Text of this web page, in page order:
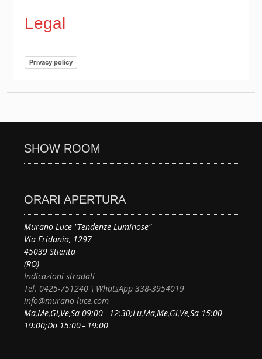
Legal
Privacy policy
SHOW ROOM
ORARI APERTURA
Murano Luce "Tendenze Luminose"
Via Eridania, 1297
45039 Stienta
(RO)
Indicazioni stradali
Tel. 0425-751240 \ WhatsApp 338-3954019
info@murano-luce.com
Ma,Me,Gi,Ve,Sa 09:00 – 12:30;Lu,Ma,Me,Gi,Ve,Sa 15:00 –
19:00;Do 15:00 – 19:00